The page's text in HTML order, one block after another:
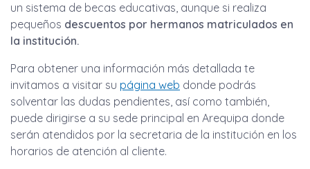
un sistema de becas educativas, aunque si realiza
pequeños descuentos por hermanos matriculados en
la institución.
Para obtener una información más detallada te
invitamos a visitar su página web donde podrás
solventar las dudas pendientes, así como también,
puede dirigirse a su sede principal en Arequipa donde
serán atendidos por la secretaria de la institución en los
horarios de atención al cliente.